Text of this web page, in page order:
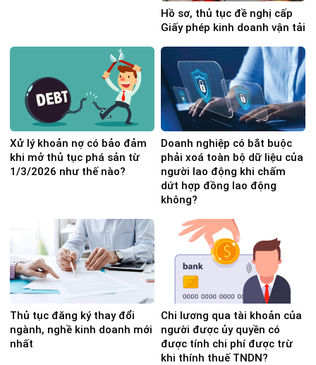
Hồ sơ, thủ tục đề nghị cấp
Giấy phép kinh doanh vận tải
Xử lý khoản nợ có bảo đảm
khi mở thủ tục phá sản từ
1/3/2026 như thế nào?
Doanh nghiệp có bắt buộc
phải xoá toàn bộ dữ liệu của
người lao động khi chấm
dứt hợp đồng lao động
không?
Thủ tục đăng ký thay đổi
ngành, nghề kinh doanh mới
nhất
Chi lương qua tài khoản của
người được ủy quyền có
được tính chi phí được trừ
khi thính thuế TNDN?